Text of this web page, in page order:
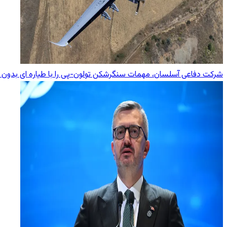
شرکت دفاعی آسلسان، مهمات سنگرشکن تولون-پی را با طیاره ای